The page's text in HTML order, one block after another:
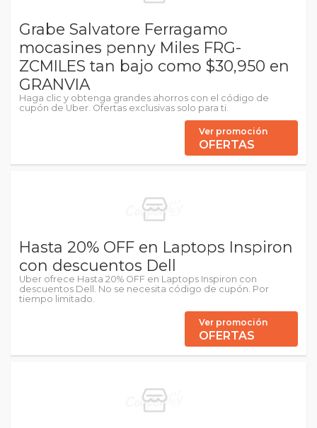
Grabe Salvatore Ferragamo
mocasines penny Miles FRG-
ZCMILES tan bajo como $30,950 en
GRANVIA
Haga clic y obtenga grandes ahorros con el código de
cupón de Uber. Ofertas exclusivas solo para ti.
Ver promoción
OFERTAS
Hasta 20% OFF en Laptops Inspiron
con descuentos Dell
Uber ofrece Hasta 20% OFF en Laptops Inspiron con
descuentos Dell. No se necesita código de cupón. Por
tiempo limitado.
Ver promoción
OFERTAS